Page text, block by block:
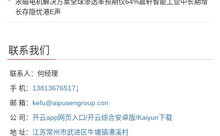
长存隐忧港E声
联系我们
联系人：何经理
手 机： 13813676517；
邮 箱： kefu@aipusengroup.con
公 司： 开云app网页入口/开云综合安卓版/Kaiyun下载
地 址： 江苏常州市武进区牛塘镇漕溪村